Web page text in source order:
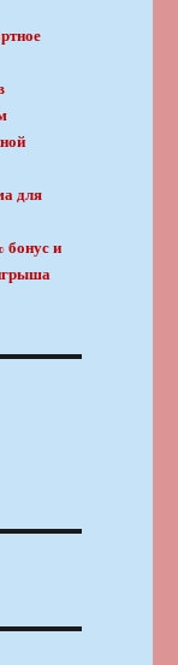
для
бонус и